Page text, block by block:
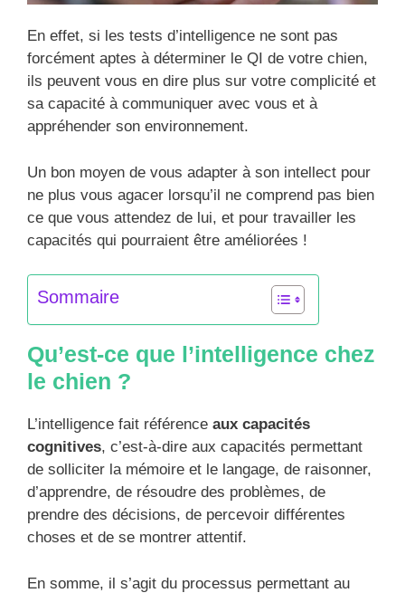
En effet, si les tests d’intelligence ne sont pas
forcément aptes à déterminer le QI de votre chien,
ils peuvent vous en dire plus sur votre complicité et
sa capacité à communiquer avec vous et à
appréhender son environnement.
Un bon moyen de vous adapter à son intellect pour
ne plus vous agacer lorsqu’il ne comprend pas bien
ce que vous attendez de lui, et pour travailler les
capacités qui pourraient être améliorées !
Sommaire
Qu’est-ce que l’intelligence chez
le chien ?
L’intelligence fait référence aux capacités
cognitives, c’est-à-dire aux capacités permettant
de solliciter la mémoire et le langage, de raisonner,
d’apprendre, de résoudre des problèmes, de
prendre des décisions, de percevoir différentes
choses et de se montrer attentif.
En somme, il s’agit du processus permettant au